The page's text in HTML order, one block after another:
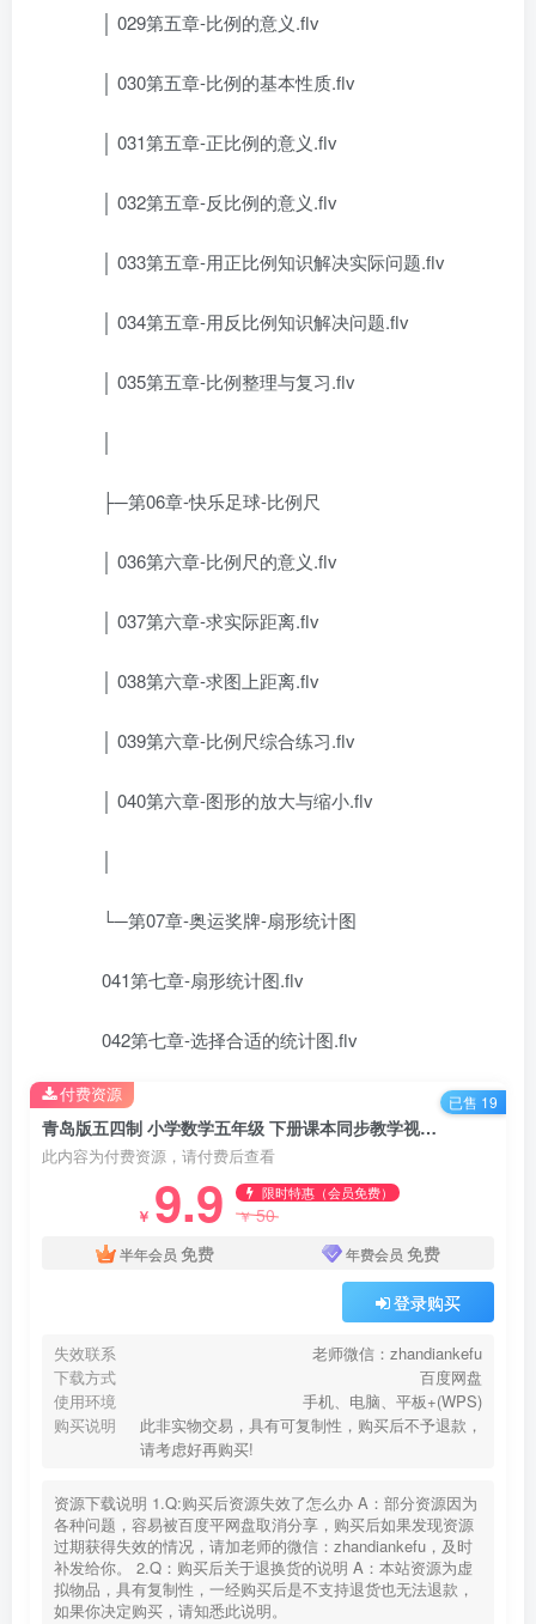
│ 029第五章-比例的意义.flv
│ 030第五章-比例的基本性质.flv
│ 031第五章-正比例的意义.flv
│ 032第五章-反比例的意义.flv
│ 033第五章-用正比例知识解决实际问题.flv
│ 034第五章-用反比例知识解决问题.flv
│ 035第五章-比例整理与复习.flv
├─第06章-快乐足球-比例尺
│ 036第六章-比例尺的意义.flv
│ 037第六章-求实际距离.flv
│ 038第六章-求图上距离.flv
│ 039第六章-比例尺综合练习.flv
│ 040第六章-图形的放大与缩小.flv
└─第07章-奥运奖牌-扇形统计图
041第七章-扇形统计图.flv
042第七章-选择合适的统计图.flv
青岛版五四制 小学数学五年级 下册课本同步教学视频网课(42小讲 完整版) 百度网盘下载
此内容为付费资源，请付费后查看
￥ 9.9 限时特惠（会员免费）
￥50
半年会员 免费 年费会员 免费
登录购买
失效联系
老师微信：zhandiankefu
下载方式
百度网盘
使用环境
手机、电脑、平板+(WPS)
购买说明
此非实物交易，具有可复制性，购买后不予退款，
请考虑好再购买!
资源下载说明 1.Q:购买后资源失效了怎么办 A：部分资源因为
各种问题，容易被百度平网盘取消分享，购买后如果发现资源
过期获得失效的情况，请加老师的微信：zhandiankefu，及时
补发给你。 2.Q：购买后关于退换货的说明 A：本站资源为虚
拟物品，具有复制性，一经购买后是不支持退货也无法退款，
如果你决定购买，请知悉此说明。
付费资源 已售 19